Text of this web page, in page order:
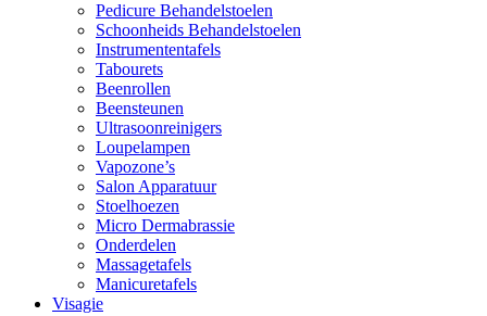
Pedicure Behandelstoelen
Schoonheids Behandelstoelen
Instrumententafels
Tabourets
Beenrollen
Beensteunen
Ultrasoonreinigers
Loupelampen
Vapozone’s
Salon Apparatuur
Stoelhoezen
Micro Dermabrassie
Onderdelen
Massagetafels
Manicuretafels
Visagie